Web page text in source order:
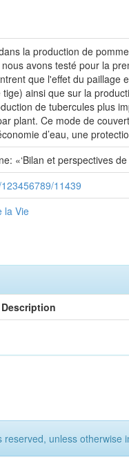
la production de
avons testé pour la
que l'effet du
ainsi que sur la
de tubercules plus
plant. Ce mode de
d’eau, une
«‘Bilan et perspectives
11439
la Vie
Description
unless otherwise